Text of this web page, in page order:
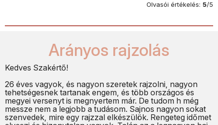
Olvasói értékelés: 5/5
Arányos rajzolás
Kedves Szakértő!
26 éves vagyok, és nagyon szeretek rajzolni, nagyon
tehetségesnek tartanak engem, és több országos és
megyei versenyt is megnyertem már. De tudom h még
messze nem a legjobb a tudásom. Sajnos nagyon sokat
szenvedek, mire egy rajzzal elkészülök. Rengeteg időmet